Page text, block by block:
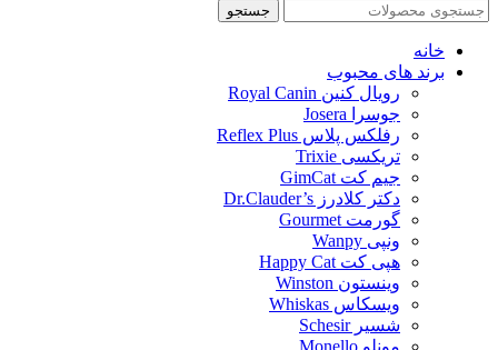
جستجو
خانه
برند های محبوب
رویال کنین Royal Canin
جوسرا Josera
رفلکس پلاس Reflex Plus
تریکسی Trixie
جیم کت GimCat
دکتر کلادرز Dr.Clauder’s
گورمت Gourmet
ونپی Wanpy
هپی کت Happy Cat
وینستون Winston
ویسکاس Whiskas
شسیر Schesir
مونلو Monello